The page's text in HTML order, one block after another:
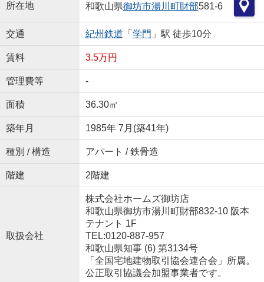
所在地 和歌山県御坊市湯川町財部581-6
交通 紀州鉄道 「 学門 」駅 徒歩10分
賃料 3.5万円
管理費等 -
面積 36.30㎡
築年月 1985年 7月(築41年)
種別 / 構造 アパート / 鉄骨造
階建 2階建
取扱会社
株式会社ホームズ御坊店
和歌山県御坊市湯川町財部832-10 阪本
テナント 1F
TEL:0120-887-957
和歌山県知事 (6) 第3134号
「全国宅地建物取引協会連合会」所属。
公正取引協議会加盟事業者です。